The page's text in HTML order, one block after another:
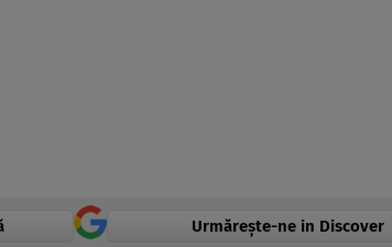
Urmărește-ne in Discover